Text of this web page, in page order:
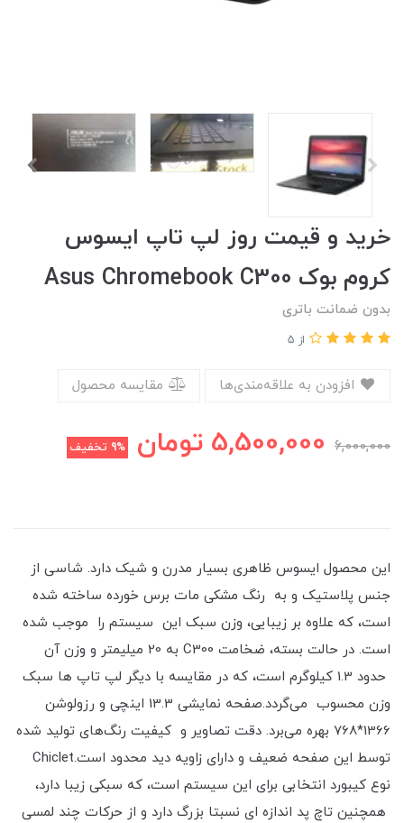
خرید و قیمت روز لپ تاپ ایسوس
کروم بوک Asus Chromebook C300
بدون ضمانت باتری
از 5
مقایسه محصول
6,000,000
5,500,000 تومان 9% تخفیف
این محصول ایسوس ظاهری بسیار مدرن و شیک دارد. شاسی از
جنس پلاستیک و به رنگ مشکی مات برس خورده ساخته شده
است، که علاوه بر زیبایی، وزن سبک این سیستم را موجب شده
است. در حالت بسته، ضخامت C300 به 20 میلیمتر و وزن آن
حدود 1.3 کیلوگرم است، که در مقایسه با دیگر لپ تاپ ها سبک
وزن محسوب می‌گردد.صفحه نمایشی 13.3 اینچی و رزولوشن
1366*768 بهره می‌برد. دقت تصاویر و کیفیت رنگ‌های تولید شده
توسط این صفحه ضعیف و دارای زاویه دید محدود است.Chiclet
نوع کیبورد انتخابی برای این سیستم است، که سبکی زیبا دارد،
همچنین تاچ پد اندازه ای نسبتا بزرگ دارد و از حرکات چند لمسی